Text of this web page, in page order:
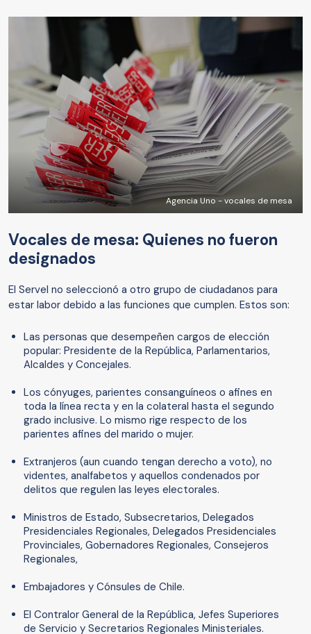
Agencia Uno - vocales de mesa
Vocales de mesa: Quienes no fueron
designados
El Servel no seleccionó a otro grupo de ciudadanos para
estar labor debido a las funciones que cumplen. Estos son:
Las personas que desempeñen cargos de elección
popular: Presidente de la República, Parlamentarios,
Alcaldes y Concejales.
Los cónyuges, parientes consanguíneos o afines en
toda la línea recta y en la colateral hasta el segundo
grado inclusive. Lo mismo rige respecto de los
parientes afines del marido o mujer.
Extranjeros (aun cuando tengan derecho a voto), no
videntes, analfabetos y aquellos condenados por
delitos que regulen las leyes electorales.
Ministros de Estado, Subsecretarios, Delegados
Presidenciales Regionales, Delegados Presidenciales
Provinciales, Gobernadores Regionales, Consejeros
Regionales,
Embajadores y Cónsules de Chile.
El Contralor General de la República, Jefes Superiores
de Servicio y Secretarios Regionales Ministeriales.